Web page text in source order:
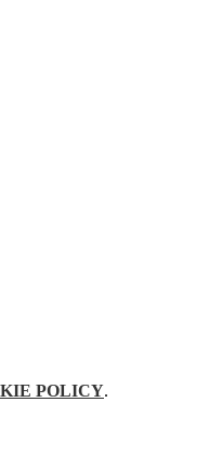
POLICY.